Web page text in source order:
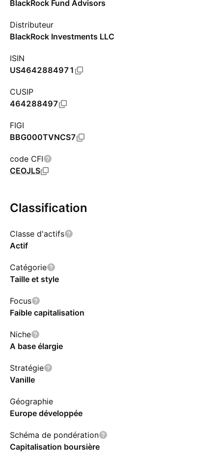
BlackRock Fund Advisors
Distributeur
BlackRock Investments LLC
ISIN
US4642884971
CUSIP
464288497
FIGI
BBG000TVNCS7
code CFI
CEOJLS
Classification
Classe d'actifs
Actif
Catégorie
Taille et style
Focus
Faible capitalisation
Niche
A base élargie
Stratégie
Vanille
Géographie
Europe développée
Schéma de pondération
Capitalisation boursière